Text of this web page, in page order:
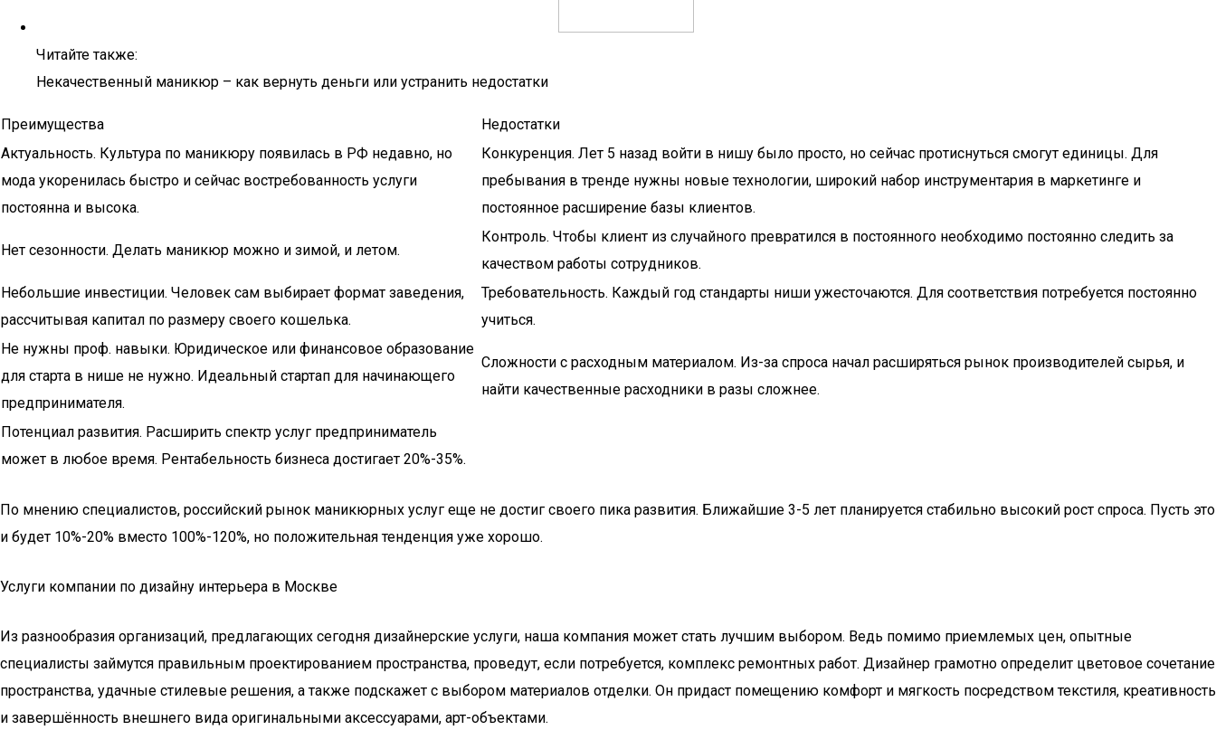
Читайте также:
Некачественный маникюр – как вернуть деньги или устранить недостатки
Преимущества
Недостатки
Актуальность. Культура по маникюру появилась в РФ недавно, но
мода укоренилась быстро и сейчас востребованность услуги
постоянна и высока.
Конкуренция. Лет 5 назад войти в нишу было просто, но сейчас протиснуться смогут единицы. Для
пребывания в тренде нужны новые технологии, широкий набор инструментария в маркетинге и
постоянное расширение базы клиентов.
Нет сезонности. Делать маникюр можно и зимой, и летом.
Контроль. Чтобы клиент из случайного превратился в постоянного необходимо постоянно следить за
качеством работы сотрудников.
Небольшие инвестиции. Человек сам выбирает формат заведения,
рассчитывая капитал по размеру своего кошелька.
Требовательность. Каждый год стандарты ниши ужесточаются. Для соответствия потребуется постоянно
учиться.
Не нужны проф. навыки. Юридическое или финансовое образование
для старта в нише не нужно. Идеальный стартап для начинающего
предпринимателя.
Сложности с расходным материалом. Из-за спроса начал расширяться рынок производителей сырья, и
найти качественные расходники в разы сложнее.
Потенциал развития. Расширить спектр услуг предприниматель
может в любое время. Рентабельность бизнеса достигает 20%-35%.
По мнению специалистов, российский рынок маникюрных услуг еще не достиг своего пика развития. Ближайшие 3-5 лет планируется стабильно высокий рост спроса. Пусть это
и будет 10%-20% вместо 100%-120%, но положительная тенденция уже хорошо.
Услуги компании по дизайну интерьера в Москве
Из разнообразия организаций, предлагающих сегодня дизайнерские услуги, наша компания может стать лучшим выбором. Ведь помимо приемлемых цен, опытные
специалисты займутся правильным проектированием пространства, проведут, если потребуется, комплекс ремонтных работ. Дизайнер грамотно определит цветовое сочетание
пространства, удачные стилевые решения, а также подскажет с выбором материалов отделки. Он придаст помещению комфорт и мягкость посредством текстиля, креативность
и завершённость внешнего вида оригинальными аксессуарами, арт-объектами.